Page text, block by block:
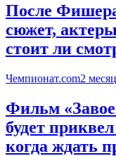
После
сюжет,
стоит ли
Чемпионат.com2
Фильм
будет
когда ждать